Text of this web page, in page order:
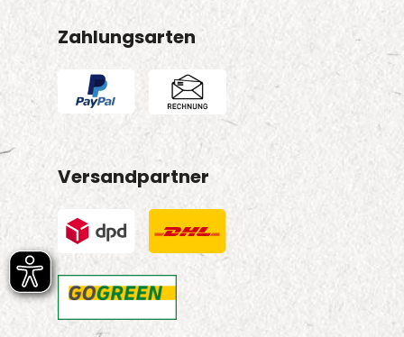
Zahlungsarten
Versandpartner